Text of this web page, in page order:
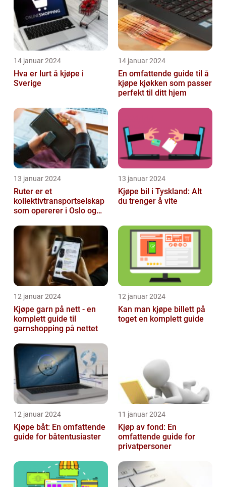
14 januar 2024
Hva er lurt å kjøpe i
Sverige
14 januar 2024
En omfattende guide til å
kjøpe kjøkken som passer
perfekt til ditt hjem
13 januar 2024
Ruter er et
kollektivtransportselskap
som opererer i Oslo og
13 januar 2024
Kjøpe bil i Tyskland: Alt
du trenger å vite
12 januar 2024
Kjøpe garn på nett - en
komplett guide til
garnshopping på nettet
12 januar 2024
Kan man kjøpe billett på
toget en komplett guide
12 januar 2024
Kjøpe båt: En omfattende
guide for båtentusiaster
11 januar 2024
Kjøp av fond: En
omfattende guide for
privatpersoner